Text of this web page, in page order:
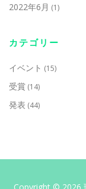
2022年6月 (1)
カテゴリー
イベント (15)
受賞 (14)
発表 (44)
Copyright © 2026